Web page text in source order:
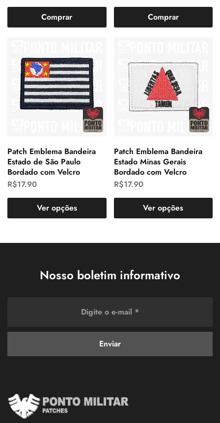
Comprar Comprar
Patch Emblema Bandeira
Estado de São Paulo
Bordado com Velcro
R$17.90
Ver opções
Patch Emblema Bandeira
Estado Minas Gerais
Bordado com Velcro
R$17.90
Ver opções
Nosso boletim informativo